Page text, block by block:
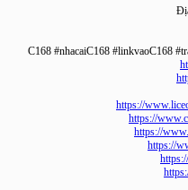
https://
https://
https://